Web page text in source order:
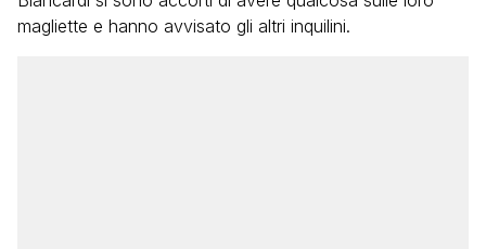
magliette e hanno avvisato gli altri inquilini.